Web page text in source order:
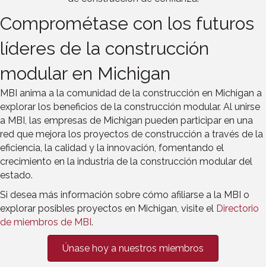
Comprométase con los futuros
líderes de la construcción
modular en Michigan
MBI anima a la comunidad de la construcción en Michigan a
explorar los beneficios de la construcción modular. Al unirse
a MBI, las empresas de Michigan pueden participar en una
red que mejora los proyectos de construcción a través de la
eficiencia, la calidad y la innovación, fomentando el
crecimiento en la industria de la construcción modular del
estado.
Si desea más información sobre cómo afiliarse a la MBI o
explorar posibles proyectos en Michigan, visite el Directorio
de miembros de MBI.
Únase hoy a nuestros miembros